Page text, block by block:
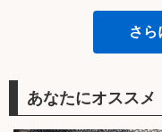
さら
あなたにオススメ